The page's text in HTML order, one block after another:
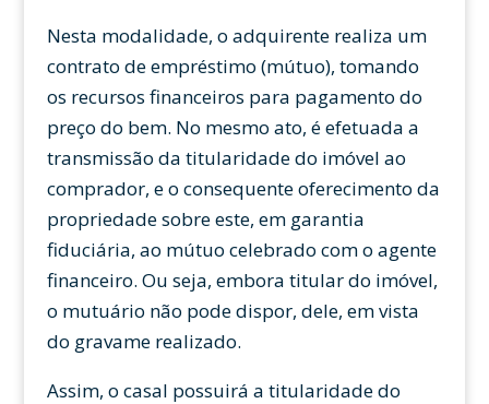
Nesta modalidade, o adquirente realiza um
contrato de empréstimo (mútuo), tomando
os recursos financeiros para pagamento do
preço do bem. No mesmo ato, é efetuada a
transmissão da titularidade do imóvel ao
comprador, e o consequente oferecimento da
propriedade sobre este, em garantia
fiduciária, ao mútuo celebrado com o agente
financeiro. Ou seja, embora titular do imóvel,
o mutuário não pode dispor, dele, em vista
do gravame realizado.
Assim, o casal possuirá a titularidade do